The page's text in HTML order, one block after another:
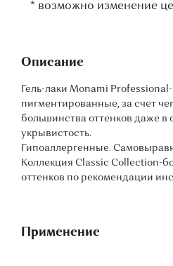
* возможно изменение
Описание
Гель-лаки Monami
пигментированные, за счет
большинства оттенков даже
укрывистость.
Гипоаллергенные.
Коллекция Classic Collection-
оттенков по рекомендации
Применение